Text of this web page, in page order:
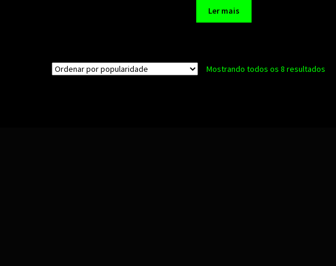
Ler mais
Mostrando todos os 8 resultados